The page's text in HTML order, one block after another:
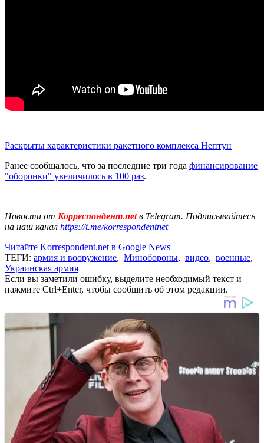
Раскрыты характеристики ракетного комплекса Нептун
Ранее сообщалось, что за последние три года финансирование
"оборонки" увеличилось в 100 раз.
Новости от Корреспондент.netв Telegram. Подписывайтесь
на наш канал https://t.me/korrespondentnet
Читайте Korrespondent.net в Google News
ТЕГИ: армия и вооружение, Минобороны, видео, военные,
Украинская армия
Если вы заметили ошибку, выделите необходимый текст и
нажмите Ctrl+Enter, чтобы сообщить об этом редакции.